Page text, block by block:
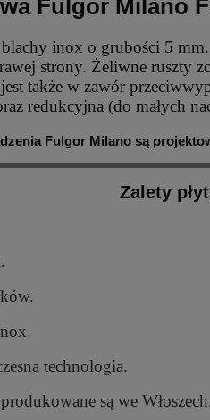
Fulgor Milano
blachy inox o grubości 5
strony. Żeliwne ruszty
także w zawór
redukcyjna (do małych
Fulgor Milano są
Zalety
technologia.
są we